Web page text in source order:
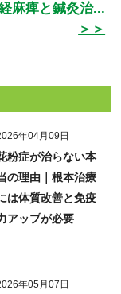
麻痺と鍼灸治...
＞＞
年04月09日
粉症が治らない本
の理由｜根本治療
は体質改善と免疫
アップが必要
年05月07日